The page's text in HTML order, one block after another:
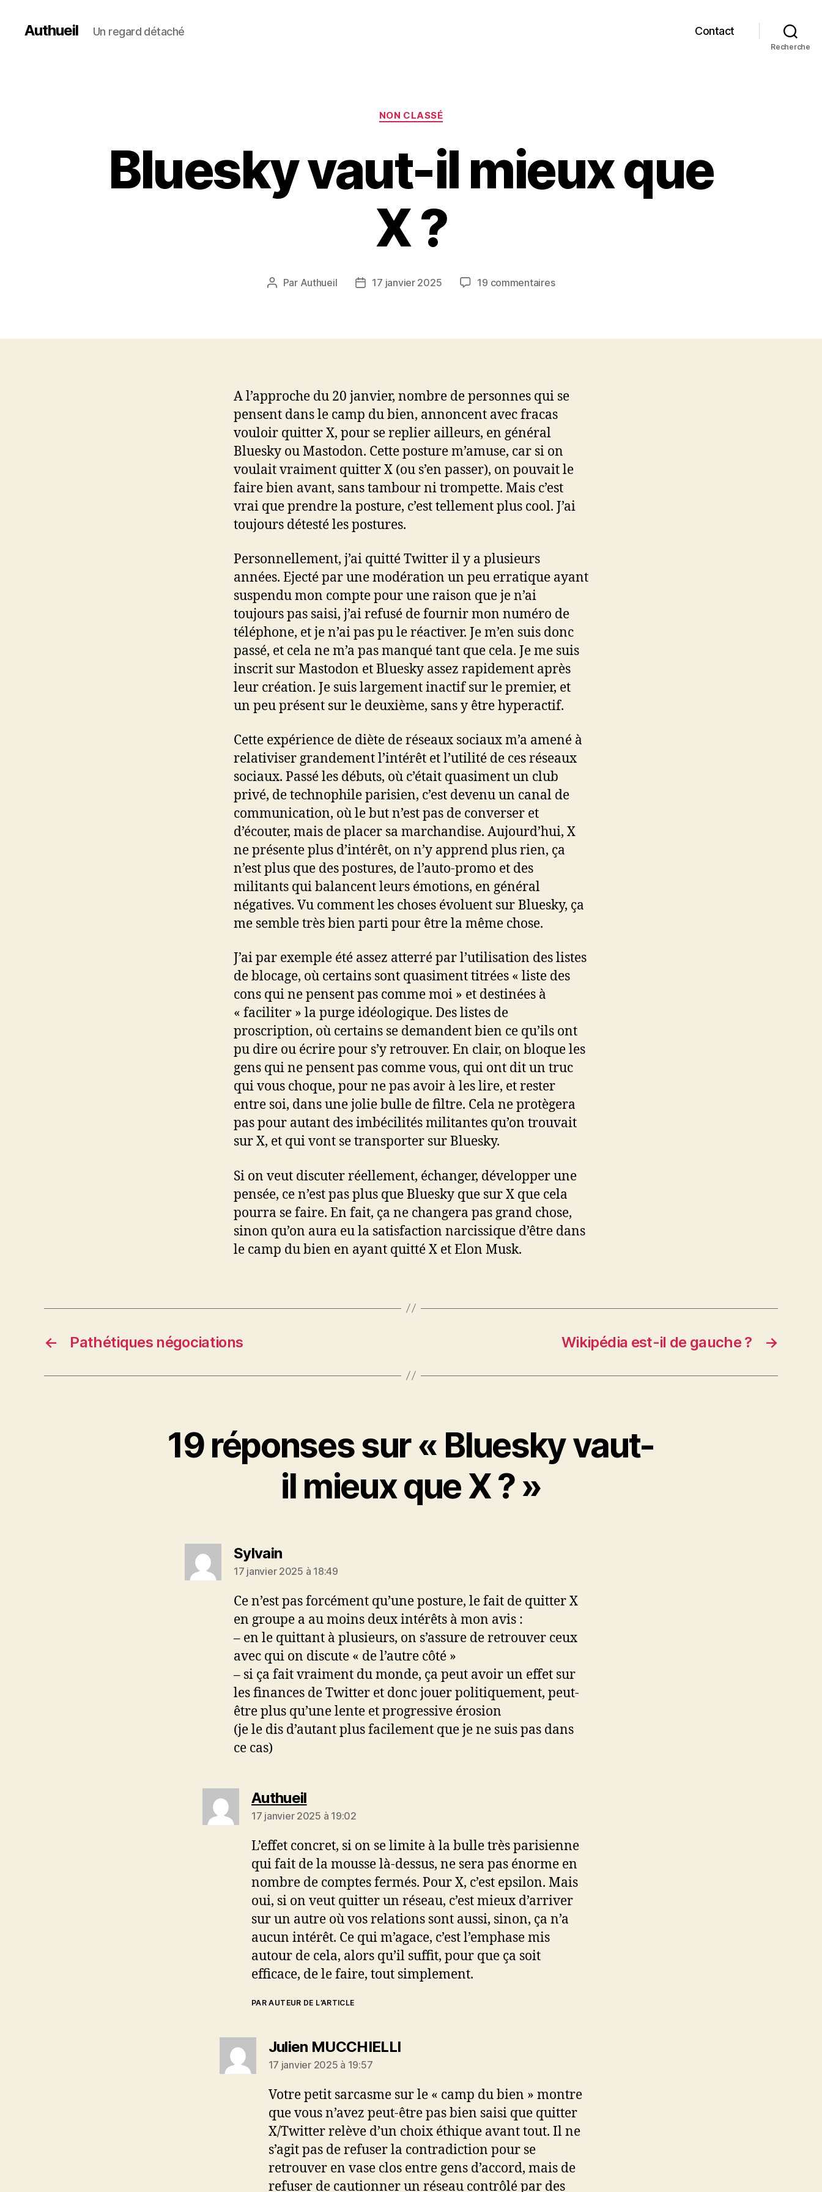
Authueil Un regard détaché Contact
Recherche
Catégories
NON CLASSÉ
Bluesky vaut-il mieux que
X ?
Auteur
Par Authueil
Date17 janvier 2025 19 commentairessur
mieux
A l’approche du 20 janvier, nombre de personnes qui se
pensent dans le camp du bien, annoncent avec fracas
vouloir quitter X, pour se replier ailleurs, en général
Bluesky ou Mastodon. Cette posture m’amuse, car si on
voulait vraiment quitter X (ou s’en passer), on pouvait le
faire bien avant, sans tambour ni trompette. Mais c’est
vrai que prendre la posture, c’est tellement plus cool. J’ai
toujours détesté les postures.
Personnellement, j’ai quitté Twitter il y a plusieurs
années. Ejecté par une modération un peu erratique ayant
suspendu mon compte pour une raison que je n’ai
toujours pas saisi, j’ai refusé de fournir mon numéro de
téléphone, et je n’ai pas pu le réactiver. Je m’en suis donc
passé, et cela ne m’a pas manqué tant que cela. Je me suis
inscrit sur Mastodon et Bluesky assez rapidement après
leur création. Je suis largement inactif sur le premier, et
un peu présent sur le deuxième, sans y être hyperactif.
Cette expérience de diète de réseaux sociaux m’a amené à
relativiser grandement l’intérêt et l’utilité de ces réseaux
sociaux. Passé les débuts, où c’était quasiment un club
privé, de technophile parisien, c’est devenu un canal de
communication, où le but n’est pas de converser et
d’écouter, mais de placer sa marchandise. Aujourd’hui, X
ne présente plus d’intérêt, on n’y apprend plus rien, ça
n’est plus que des postures, de l’auto-promo et des
militants qui balancent leurs émotions, en général
négatives. Vu comment les choses évoluent sur Bluesky, ça
me semble très bien parti pour être la même chose.
J’ai par exemple été assez atterré par l’utilisation des listes
de blocage, où certains sont quasiment titrées « liste des
cons qui ne pensent pas comme moi » et destinées à
« faciliter » la purge idéologique. Des listes de
proscription, où certains se demandent bien ce qu’ils ont
pu dire ou écrire pour s’y retrouver. En clair, on bloque les
gens qui ne pensent pas comme vous, qui ont dit un truc
qui vous choque, pour ne pas avoir à les lire, et rester
entre soi, dans une jolie bulle de filtre. Cela ne protègera
pas pour autant des imbécilités militantes qu’on trouvait
sur X, et qui vont se transporter sur Bluesky.
Si on veut discuter réellement, échanger, développer une
pensée, ce n’est pas plus que Bluesky que sur X que cela
pourra se faire. En fait, ça ne changera pas grand chose,
sinon qu’on aura eu la satisfaction narcissique d’être dans
le camp du bien en ayant quitté X et Elon Musk.
← Pathétiques négociations →
Wikipédia est-il de gauche ?
19 réponses sur « Bluesky vaut-
il mieux que X ? »
Sylvaindit :
17 janvier 2025 à 18:49
Ce n’est pas forcément qu’une posture, le fait de quitter X
en groupe a au moins deux intérêts à mon avis :
– en le quittant à plusieurs, on s’assure de retrouver ceux
avec qui on discute « de l’autre côté »
– si ça fait vraiment du monde, ça peut avoir un effet sur
les finances de Twitter et donc jouer politiquement, peut-
être plus qu’une lente et progressive érosion
(je le dis d’autant plus facilement que je ne suis pas dans
ce cas)
Authueildit :
17 janvier 2025 à 19:02
L’effet concret, si on se limite à la bulle très parisienne
qui fait de la mousse là-dessus, ne sera pas énorme en
nombre de comptes fermés. Pour X, c’est epsilon. Mais
oui, si on veut quitter un réseau, c’est mieux d’arriver
sur un autre où vos relations sont aussi, sinon, ça n’a
aucun intérêt. Ce qui m’agace, c’est l’emphase mis
autour de cela, alors qu’il suffit, pour que ça soit
efficace, de le faire, tout simplement.
PAR AUTEUR DE L’ARTICLE
Julien MUCCHIELLIdit :
17 janvier 2025 à 19:57
Votre petit sarcasme sur le « camp du bien » montre
que vous n’avez peut-être pas bien saisi que quitter
X/Twitter relève d’un choix éthique avant tout. Il ne
s’agit pas de refuser la contradiction pour se
retrouver en vase clos entre gens d’accord, mais de
refuser de cautionner un réseau contrôlé par des